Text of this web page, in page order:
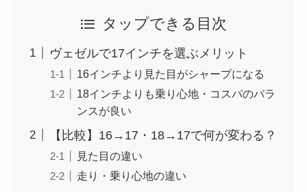
タップできる目次
ヴェゼルで17インチを選ぶメリット
16インチより見た目がシャープになる
18インチよりも乗り心地・コスパのバラ
ンスが良い
【比較】16→17・18→17で何が変わる？
見た目の違い
走り・乗り心地の違い